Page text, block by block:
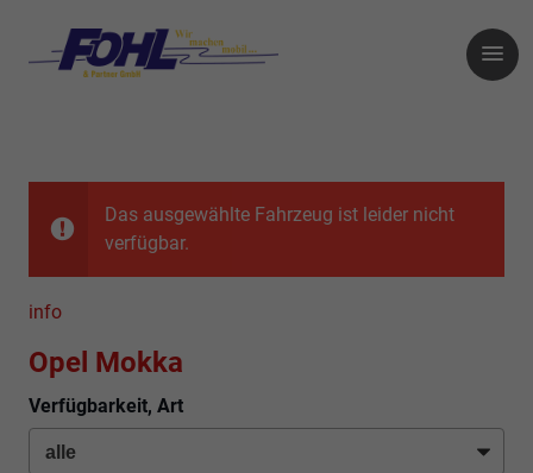
Das ausgewählte Fahrzeug ist leider nicht
verfügbar.
info
Opel Mokka
Verfügbarkeit, Art